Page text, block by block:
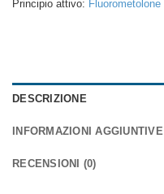
Principio attivo: Fluorometolone
DESCRIZIONE
INFORMAZIONI AGGIUNTIVE
RECENSIONI (0)